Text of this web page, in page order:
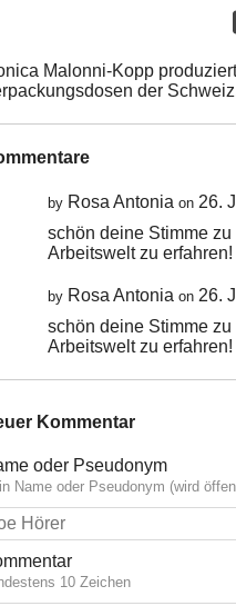
Malonni-Kopp
der
by Rosa Antonia on 26.
schön deine Stimme
Arbeitswelt zu
by Rosa Antonia on 26.
schön deine Stimme
Arbeitswelt zu
Kommentar
oder Pseudonym
Name oder Pseudonym (wird
10 Zeichen